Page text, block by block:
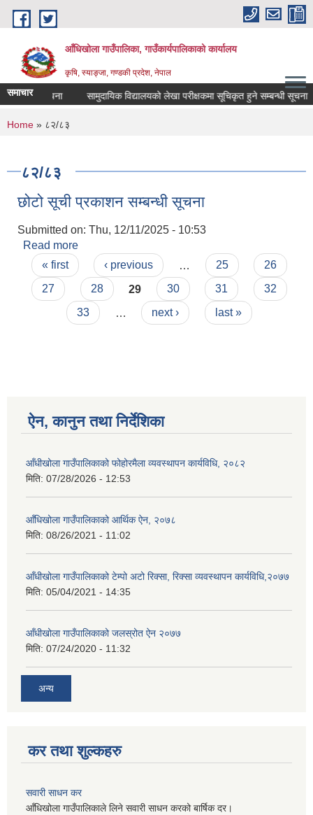
Skip to main content
आँधिखोला गाउँपालिका, गाउँकार्यपालिकाको कार्यालय
कृषि, स्याङ्जा, गण्डकी प्रदेश, नेपाल
समाचारसूचना सामुदायिक विद्यालयको लेखा परीक्षकमा सूचिकृत हुने सम्बन्धी सूचना
You are here
Home » ८२/८३
८२/८३
छोटो सूची प्रकाशन सम्बन्धी सूचना
Submitted on: Thu, 12/11/2025 - 10:53
Read more
Pages
« first ‹ previous 25
26
27
28 29 30 31
32
33
next › last »
ऐन, कानुन तथा निर्देशिका
आँधीखोला गाउँपालिकाको फोहोरमैला व्यवस्थापन कार्यविधि, २०८२
मिति: 07/28/2026 - 12:53
आँधिखोला गाउँपालिकाको आर्थिक ऐन, २०७८
मिति: 08/26/2021 - 11:02
आँधीखोला गाउँपालिकाको टेम्पो अटो रिक्सा, रिक्सा व्यवस्थापन कार्यविधि,२०७७
मिति: 05/04/2021 - 14:35
आँधीखोला गाउँपालिकाको जलस्रोत ऐन २०७७
मिति: 07/24/2020 - 11:32
अन्य
कर तथा शुल्कहरु
सवारी साधन कर
आँधिखोला गाउँपालिकाले लिने सवारी साधन करको बार्षिक दर।